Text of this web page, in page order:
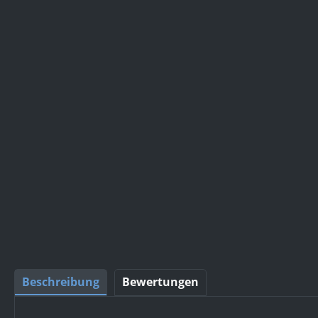
Beschreibung Bewertungen